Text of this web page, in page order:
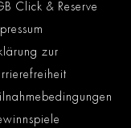
Click & Reserve
zur